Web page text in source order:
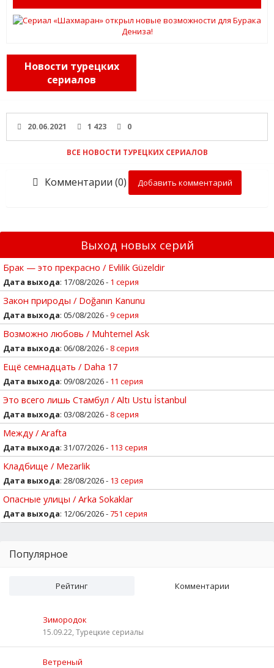
Новости турецких
сериалов
20.06.2021 1 423 0
ВСЕ НОВОСТИ ТУРЕЦКИХ СЕРИАЛОВ
Комментарии (0) Добавить комментарий
Выход новых серий
Брак — это прекрасно / Evlilik Güzeldir
Дата выхода: 17/08/2026 - 1 серия
Закон природы / Doğanın Kanunu
Дата выхода: 05/08/2026 -9 серия
Возможно любовь / Muhtemel Ask
Дата выхода: 06/08/2026 - 8 серия
Ещё семнадцать / Daha 17
Дата выхода: 09/08/2026 - 11 серия
Это всего лишь Стамбул / Altı Ustu İstanbul
Дата выхода: 03/08/2026 - 8 серия
Между / Arafta
Дата выхода: 31/07/2026 - 113 серия
Кладбище / Mezarlik
Дата выхода: 28/08/2026 - 13 серия
Опасные улицы / Arka Sokaklar
Дата выхода: 12/06/2026 -751 серия
Популярное
Рейтинг Комментарии
Зимородок
15.09.22, Турецкие сериалы
Ветреный